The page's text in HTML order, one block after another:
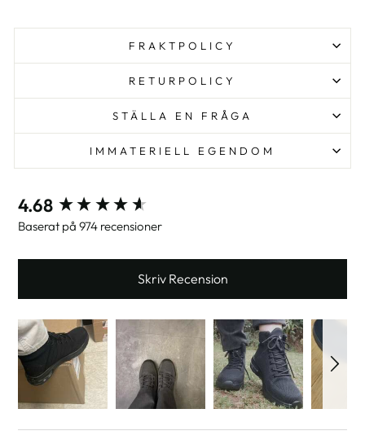
FRAKTPOLICY
RETURPOLICY
STÄLLA EN FRÅGA
IMMATERIELL EGENDOM
4.68
Baserat på 974 recensioner
Skriv Recension
New content loaded